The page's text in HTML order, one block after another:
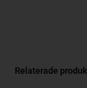
Relaterade